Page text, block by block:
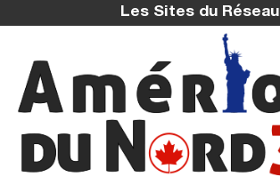
Les Sites du Réseau